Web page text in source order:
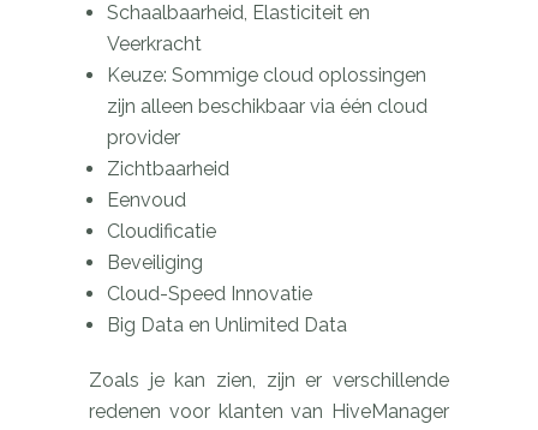
Schaalbaarheid, Elasticiteit en
Veerkracht
Keuze: Sommige cloud oplossingen
zijn alleen beschikbaar via één cloud
provider
Zichtbaarheid
Eenvoud
Cloudificatie
Beveiliging
Cloud-Speed Innovatie
Big Data en Unlimited Data
Zoals je kan zien, zijn er verschillende
redenen voor klanten van HiveManager